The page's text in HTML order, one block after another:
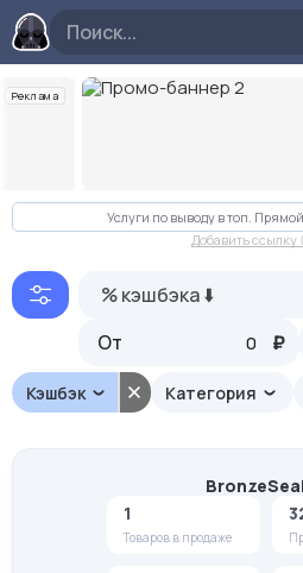
Реклама
Слайд 2 из 10
Услуги по выводу в топ.
Добавить ссылку
% кэшбэка ⬇️
От
₽
Категория
Кэшбэк
BronzeSeal
1
Товаров в продаже